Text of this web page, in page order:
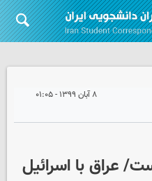
۸ آبان ۱۳۹۹ - ۰۱:۰۵
عراق با اسرائیل